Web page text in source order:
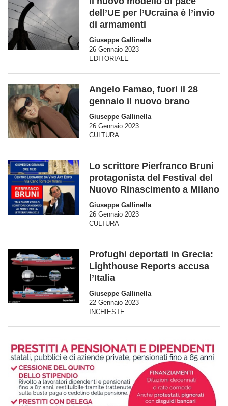
dell’UE per l’Ucraina è l’invio
di armamenti
Giuseppe Gallinella
26 Gennaio 2023
EDITORIALE
Angelo Famao, fuori il 28
gennaio il nuovo brano
Giuseppe Gallinella
26 Gennaio 2023
CULTURA
Lo scrittore Pierfranco Bruni
protagonista del Festival del
Nuovo Rinascimento a Milano
Giuseppe Gallinella
26 Gennaio 2023
CULTURA
Profughi deportati in Grecia:
Lighthouse Reports accusa
l’Italia
Giuseppe Gallinella
22 Gennaio 2023
INCHIESTE